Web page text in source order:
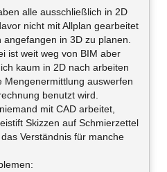
alle ausschließlich in 2D
nicht mit Allplan gearbeitet
in 3D zu planen.
ist weit weg von BIM aber
kaum in 2D nach arbeiten
Mengenermittlung auswerfen
benutzt wird.
mit CAD arbeitet,
Skizzen auf Schmierzettel
Verständnis für manche